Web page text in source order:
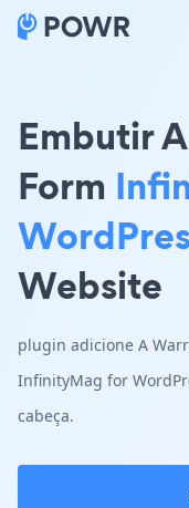
Embutir
Form
Website
plugin adicione A
InfinityMag for
cabeça.